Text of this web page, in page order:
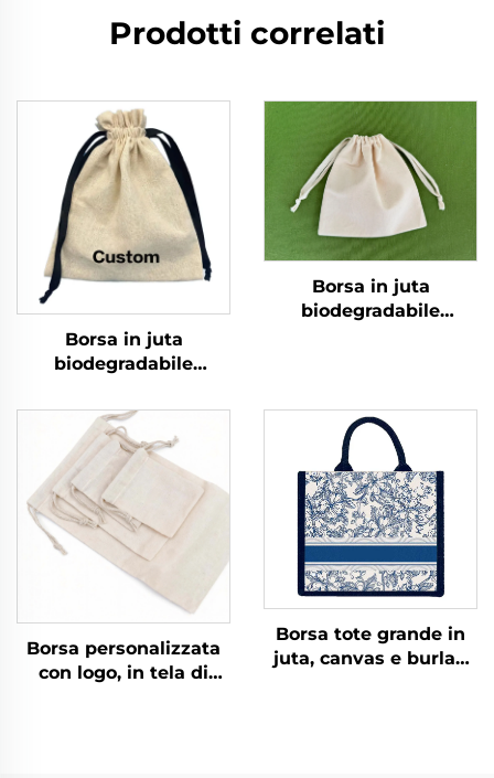
Prodotti correlati
Borsa in juta
biodegradabile
lino personalizzate,
sacchetto regalo per
gioielli, confezione per
saponi, borsa in juta
con cordiglio
Borsa in juta
biodegradabile
gioielli, confezione per
saponi, borsa in juta
con cordiglio
Borsa personalizzata
con logo, in tela di
Borsa tote grande in
juta, canvas e burlap